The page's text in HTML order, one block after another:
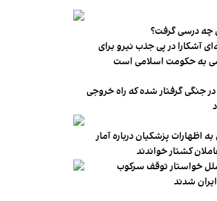
چه درسی گرفت؟
آشکارا در پی جذب نیرو برای
به حکومت اسلامی است
جنگی گرفتار شده که راه خروجی
اظهارات پزشکیان درباره آمار
کشتار خواندند
خواستار توقف سرکوب
شدند